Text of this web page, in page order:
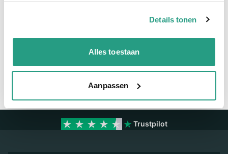
Details tonen
Alles toestaan
Aanpassen
We zijn beschikbaar van ma t/m vr van 08:00 tot 17:00 uur.
Neem contact met ons op
Trustpilot